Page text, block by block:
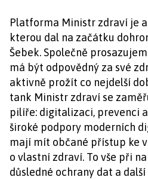
Platforma Ministr zdraví je
kterou dal na začátku
Šebek. Společně
má být odpovědný za své
aktivně prožít co nejdelší
tank Ministr zdraví se
pilíře: digitalizaci, prevenci
široké podpory moderních
mají mít občané přístup ke
o vlastní zdraví. To vše při
důsledné ochrany dat a